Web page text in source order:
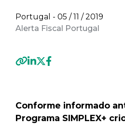
Portugal - 05 / 11 / 2019
Alerta Fiscal Portugal
Conforme informado
Programa SIMPLEX+